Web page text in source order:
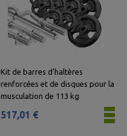
Kit de barres d’haltères
renforcées et de disques pour la
musculation de 113 kg
517,01 €